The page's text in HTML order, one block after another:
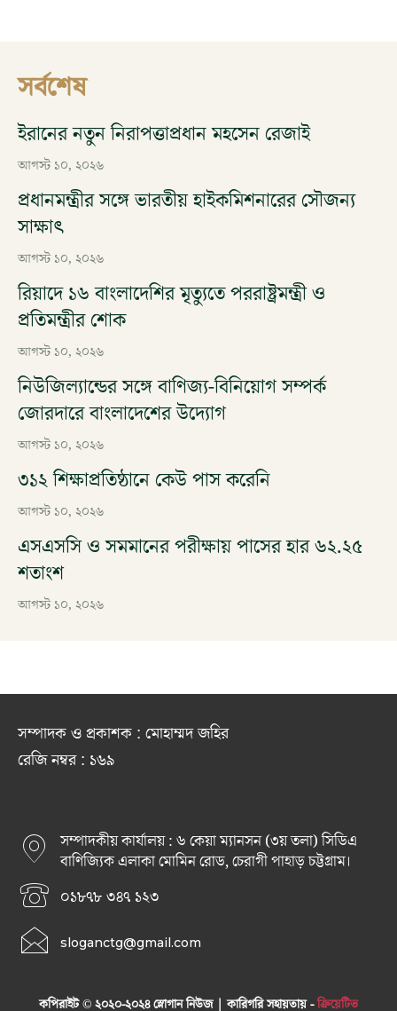
সর্বশেষ
ইরানের নতুন নিরাপত্তাপ্রধান মহসেন রেজাই
আগস্ট ১০, ২০২৬
প্রধানমন্ত্রীর সঙ্গে ভারতীয় হাইকমিশনারের সৌজন্য
সাক্ষাৎ
আগস্ট ১০, ২০২৬
রিয়াদে ১৬ বাংলাদেশির মৃত্যুতে পররাষ্ট্রমন্ত্রী ও
প্রতিমন্ত্রীর শোক
আগস্ট ১০, ২০২৬
নিউজিল্যান্ডের সঙ্গে বাণিজ্য-বিনিয়োগ সম্পর্ক
জোরদারে বাংলাদেশের উদ্যোগ
আগস্ট ১০, ২০২৬
৩১২ শিক্ষাপ্রতিষ্ঠানে কেউ পাস করেনি
আগস্ট ১০, ২০২৬
এসএসসি ও সমমানের পরীক্ষায় পাসের হার ৬২.২৫
শতাংশ
আগস্ট ১০, ২০২৬
সম্পাদক ও প্রকাশক : মোহাম্মদ জহির
রেজি নম্বর : ১৬৯
সম্পাদকীয় কার্যালয় : ৬ কেয়া ম্যানসন (৩য় তলা) সিডিএ
বাণিজ্যিক এলাকা মোমিন রোড, চেরাগী পাহাড় চট্টগ্রাম।
০১৮৭৮ ৩৪৭ ১২৩
sloganctg@gmail.com
কপিরাইট © ২০২০-২০২৪ স্লোগান নিউজ | কারিগরি সহায়তায় -ক্রিয়েটিভ